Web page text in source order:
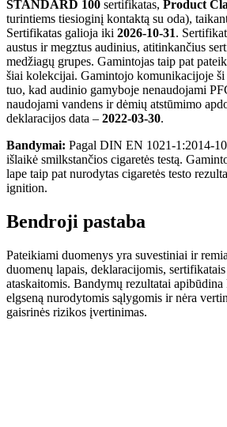
STANDARD 100 sertifikatas, Product
turintiems tiesioginį kontaktą su oda),
Sertifikatas galioja iki 2026-10-31.
austus ir megztus audinius, atitinkančius
medžiagų grupes. Gamintojas taip pat
šiai kolekcijai. Gamintojo komunikacijoje ši
tuo, kad audinio gamyboje nenaudojami
naudojami vandens ir dėmių atstūmimo
deklaracijos data – 2022-03-30.
Bandymai: Pagal DIN EN 1021-1:2014-
išlaikė smilkstančios cigaretės testą.
lape taip pat nurodytas cigaretės testo
ignition.
Bendroji pastaba
Pateikiami duomenys yra suvestiniai ir
duomenų lapais, deklaracijomis,
ataskaitomis. Bandymų rezultatai
elgseną nurodytomis sąlygomis ir nėra
gaisrinės rizikos įvertinimas.